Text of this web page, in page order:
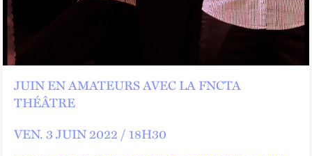
JUIN EN AMATEURSAVEC LA FNCTA
THÉÂTRE
VEN.3 JUIN 2022 /18H30